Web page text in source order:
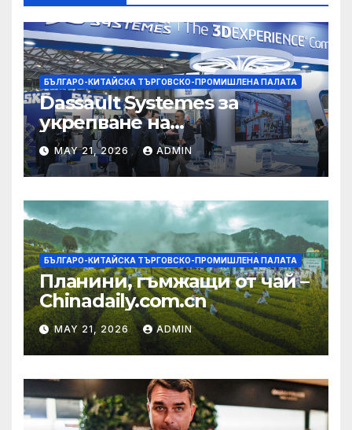
БЪЛГАРО-КИТАЙСКА ТЪРГОВСКО-ПРОМИШЛЕНА ПАЛАТА
Dassault Systemes за
укрепване на
изграждането на AI
екосистема в Китай
MAY 21, 2026 ADMIN
БЪЛГАРО-КИТАЙСКА ТЪРГОВСКО-ПРОМИШЛЕНА ПАЛАТА
Планини, гъмжащи от чай –
Chinadaily.com.cn
MAY 21, 2026 ADMIN